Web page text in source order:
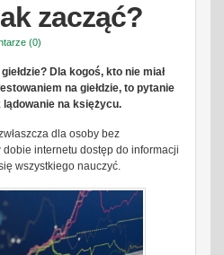
zacząć?
(0)
Dla kogoś, kto nie miał
na giełdzie, to pytanie
na księżycu.
dla osoby bez
internetu dostęp do informacji
wszystkiego nauczyć.